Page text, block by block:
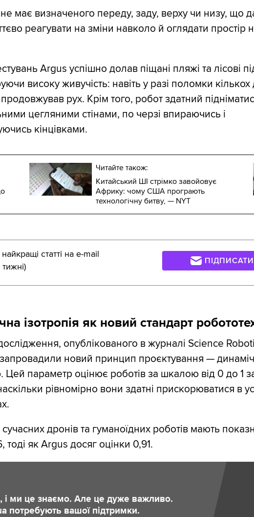
має визначеного переду, заду, верху чи низу, що
реагувати на зміни навколо й оглядати простір
Argus успішно долав піщані пляжі та лісові
високу живучість: навіть у разі поломки кількох
продовжував рух. Крім того, робот здатний
цегляними стінами, по черзі впираючись і
кінцівками.
Читайте також:
Китайський ШІ стрімко завойовує
Африку: чому США програють
технологічну битву, — NYT
статті на e-mail
ізотропія як новий стандарт
опублікованого в журналі Science
запровадили новий принцип проєктування —
Цей параметр оцінює роботів за шкалою від 0 до 1
рівномірно вони здатні прискорюватися в
сучасних дронів та гуманоїдних роботів мають
тоді як Argus досяг оцінки 0,91.
і ми це знаємо. Але це дуже важливо.
потребують вашої підтримки.